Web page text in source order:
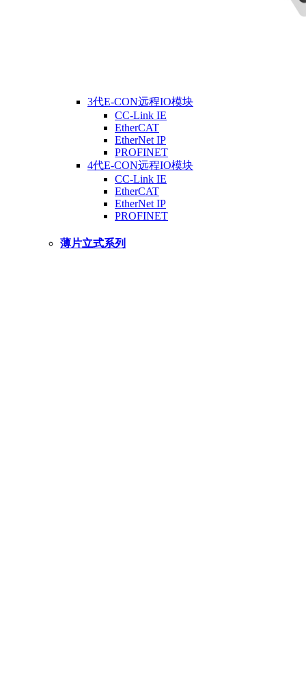
3代E-CON远程IO模块
CC-Link IE
EtherCAT
EtherNet IP
PROFINET
4代E-CON远程IO模块
CC-Link IE
EtherCAT
EtherNet IP
PROFINET
薄片立式系列